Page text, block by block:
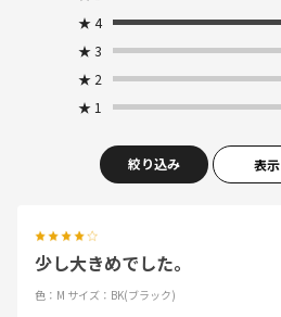
★ 4
★ 3
★ 2
★ 1
絞り込み 表
少し大きめでした。
色：M サイズ：BK(ブラック)